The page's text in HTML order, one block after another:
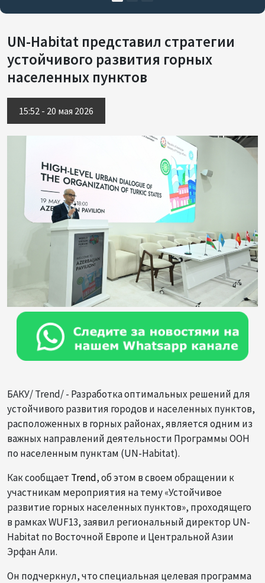
UN-Habitat представил стратегии
устойчивого развития горных
населенных пунктов
15:52 - 20 мая 2026
БАКУ/ Trend/ - Разработка оптимальных решений для
устойчивого развития городов и населенных пунктов,
расположенных в горных районах, является одним из
важных направлений деятельности Программы ООН
по населенным пунктам (UN-Habitat).
Как сообщает Trend, об этом в своем обращении к
участникам мероприятия на тему «Устойчивое
развитие горных населенных пунктов», проходящего
в рамках WUF13, заявил региональный директор UN-
Habitat по Восточной Европе и Центральной Азии
Эрфан Али.
Он подчеркнул, что специальная целевая программа